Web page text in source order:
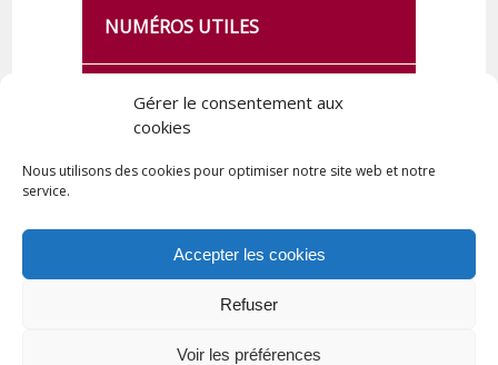
Gérer le consentement aux
cookies
Nous utilisons des cookies pour optimiser notre site web et notre
service.
Accepter les cookies
Refuser
Voir les préférences
NUMÉROS UTILES
CA SE PASSE À FRANCE SERVICES
DE QUINGEY
Tous droits réservés © 2023 Commune de Quingey / Création -